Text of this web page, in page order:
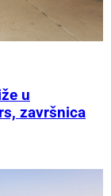
u
završnica